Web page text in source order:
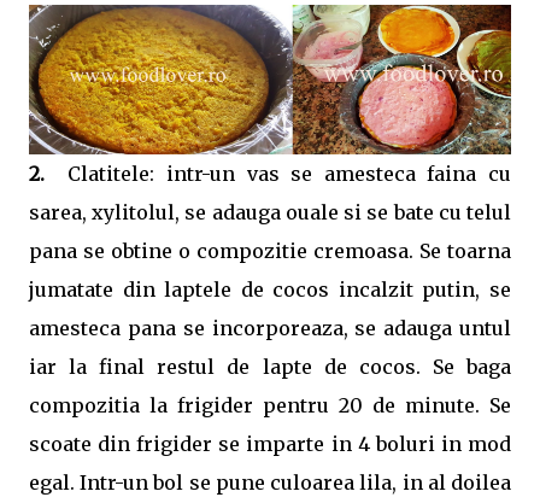
2. Clatitele: intr-un vas se amesteca faina cu
sarea, xylitolul, se adauga ouale si se bate cu telul
pana se obtine o compozitie cremoasa. Se toarna
jumatate din laptele de cocos incalzit putin, se
amesteca pana se incorporeaza, se adauga untul
iar la final restul de lapte de cocos. Se baga
compozitia la frigider pentru 20 de minute. Se
scoate din frigider se imparte in 4 boluri in mod
egal. Intr-un bol se pune culoarea lila, in al doilea